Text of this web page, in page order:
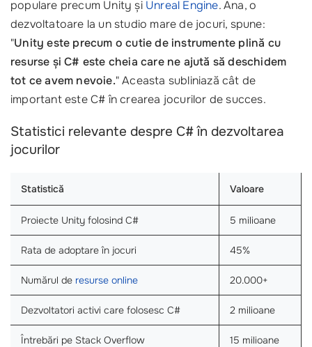
populare precum Unity și Unreal Engine. Ana, o
dezvoltatoare la un studio mare de jocuri, spune:
"Unity este precum o cutie de instrumente plină cu
resurse și C# este cheia care ne ajută să deschidem
tot ce avem nevoie." Aceasta subliniază cât de
important este C# în crearea jocurilor de succes.
Statistici relevante despre C# în dezvoltarea
jocurilor
Statistică Valoare
Proiecte Unity folosind C# 5 milioane
Rata de adoptare în jocuri 45%
Numărul de resurse online 20.000+
Dezvoltatori activi care folosesc C# 2 milioane
Întrebări pe Stack Overflow 15 milioane